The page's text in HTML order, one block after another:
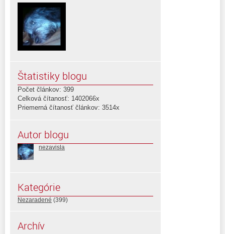
Štatistiky blogu
Počet článkov: 399
Celková čítanosť: 1402066x
Priemerná čítanosť článkov: 3514x
Autor blogu
nezavisla
Kategórie
Nezaradené (399)
Archív